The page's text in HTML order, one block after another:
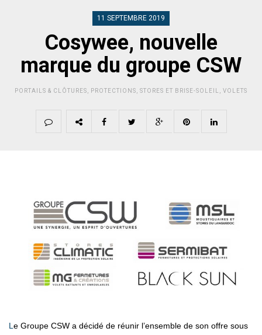
11 SEPTEMBRE 2019
Cosywee, nouvelle
marque du groupe CSW
PORTAILS & CLÔTURES PROTECTIONS STORES ET BRISE-SOLEIL VOLETS
Le Groupe CSW a décidé de réunir l’ensemble de son offre sous